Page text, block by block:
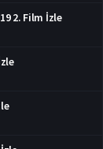
2. Film İzle